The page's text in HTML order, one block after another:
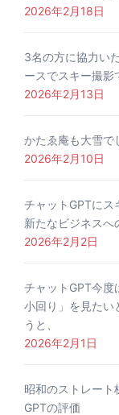
2026年2月18日
3名の方に協力い
ースでスキー撮影
2026年2月13日
かたゑ庵も大雪で
2026年2月10日
チャットGPTに
新たなビジネスへ
2026年2月2日
チャットGPT今
小回り」を見たい
うと、
2026年2月1日
昭和のストレート
GPTの評価